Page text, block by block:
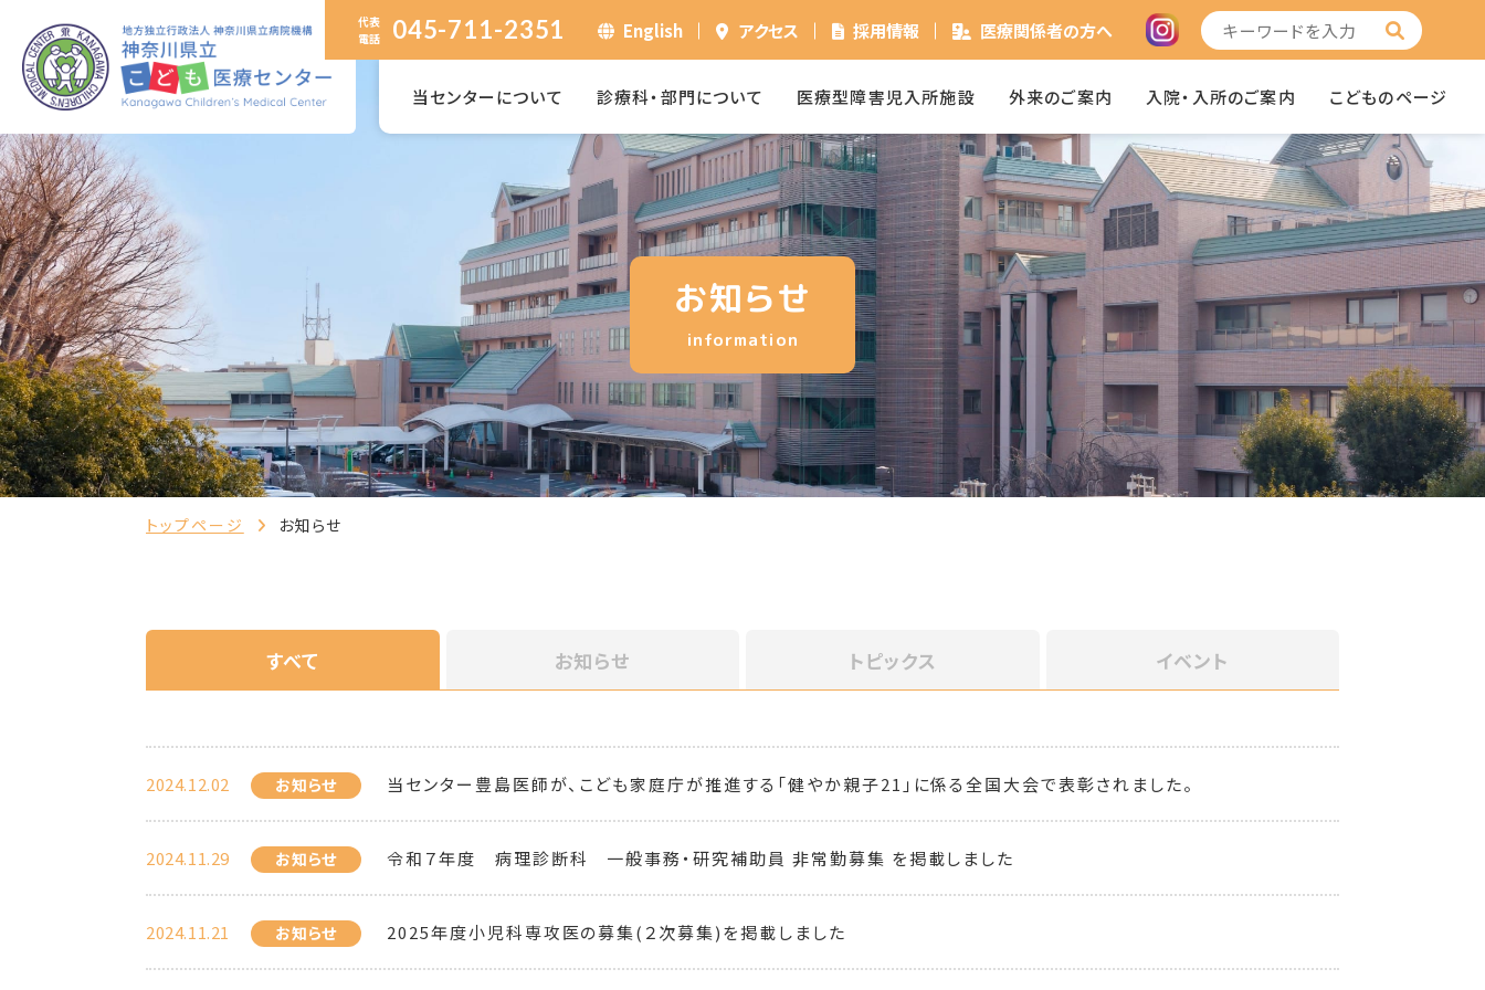
代表
電話
045-711-2351 English アクセス 採用情報 医療関係者の方へ
当センターについて 診療科・部門について 医療型障害児入所施設 外来のご案内 入院・入所のご案内 こどものページ
お知らせ
information
トップページ お知らせ
すべて お知らせ トピックス イベント
2024.12.02 お知らせ 当センター豊島医師が、こども家庭庁が推進する「健やか親子21」に係る全国大会で表彰されました。
2024.11.29 お知らせ 令和７年度 病理診断科 一般事務・研究補助員 非常勤募集 を掲載しました
2024.11.21 お知らせ 2025年度小児科専攻医の募集(２次募集)を掲載しました